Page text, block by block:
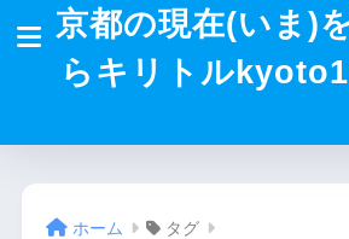
京都の現在(いま)
らキリトル
ホーム タグ